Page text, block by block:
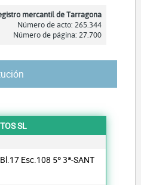
mercantil de Tarragona
Número de acto: 265.344
Número de página: 27.700
SL
Esc.108 5º 3ª-SANT